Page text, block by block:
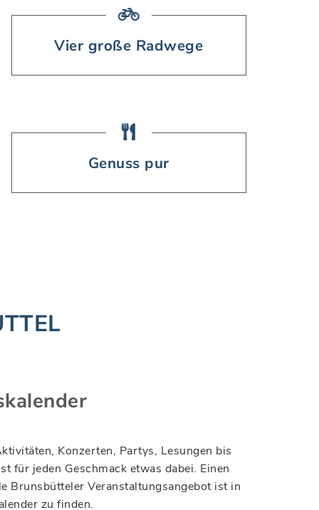
Vier große Radwege
Genuss pur
Konzerten, Partys, Lesungen bis
für jeden Geschmack etwas dabei. Einen
Brunsbütteler Veranstaltungsangebot ist in
zu finden.